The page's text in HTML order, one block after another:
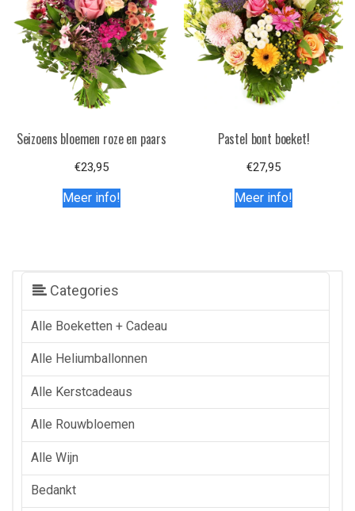
Seizoens bloemen roze en paars
€23,95
Meer info!
Pastel bont boeket!
€27,95
Meer info!
Categories
Alle Boeketten + Cadeau
Alle Heliumballonnen
Alle Kerstcadeaus
Alle Rouwbloemen
Alle Wijn
Bedankt